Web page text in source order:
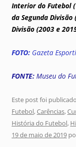
Interior do Futebol
da Segunda Divisão
Divisão (2003 e
FOTO: Gazeta
FONTE: Museu do
Este post foi
Futebol,Carências,
História do Futebol,
19 de maio de 2019